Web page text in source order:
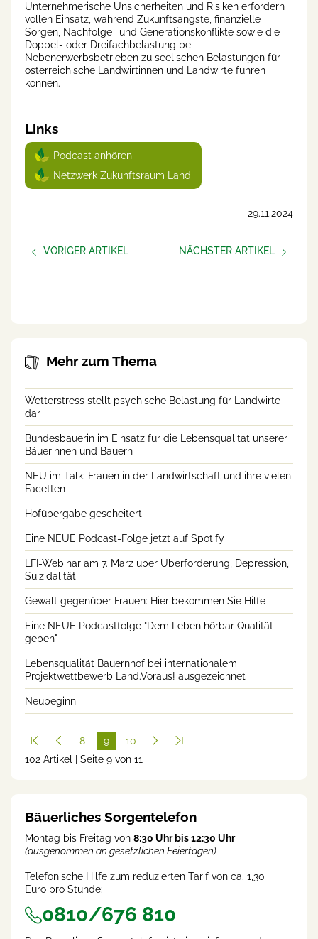
Unternehmerische Unsicherheiten und Risiken erfordern
vollen Einsatz, während Zukunftsängste, finanzielle
Sorgen, Nachfolge- und Generationskonflikte sowie die
Doppel- oder Dreifachbelastung bei
Nebenerwerbsbetrieben zu seelischen Belastungen für
österreichische Landwirtinnen und Landwirte führen
können.
Links
Podcast anhören
Netzwerk Zukunftsraum Land
29.11.2024
VORIGER ARTIKEL
NÄCHSTER ARTIKEL
Mehr zum Thema
Wetterstress stellt psychische Belastung für Landwirte
dar
Bundesbäuerin im Einsatz für die Lebensqualität unserer
Bäuerinnen und Bauern
NEU im Talk: Frauen in der Landwirtschaft und ihre vielen
Facetten
Hofübergabe gescheitert
Eine NEUE Podcast-Folge jetzt auf Spotify
LFI-Webinar am 7. März über Überforderung, Depression,
Suizidalität
Gewalt gegenüber Frauen: Hier bekommen Sie Hilfe
Eine NEUE Podcastfolge "Dem Leben hörbar Qualität
geben"
Lebensqualität Bauernhof bei internationalem
Projektwettbewerb Land.Voraus! ausgezeichnet
Neubeginn
8
9
(cur
10
102 Artikel | Seite 9 von 11
Bäuerliches Sorgentelefon
Montag bis Freitag von 8:30 Uhr bis 12:30 Uhr
(ausgenommen an gesetzlichen Feiertagen)
Telefonische Hilfe zum reduzierten Tarif von ca. 1,30
Euro pro Stunde:
0810/676 810